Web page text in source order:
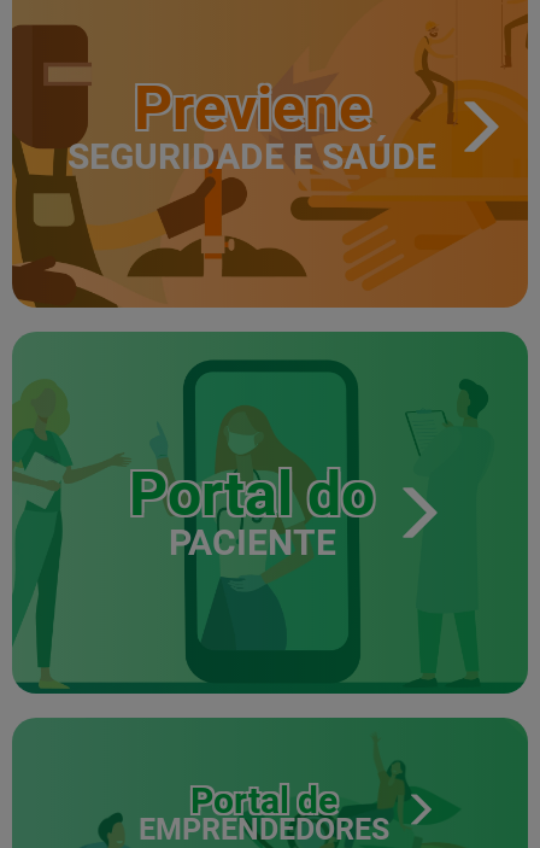
Previene
SEGURIDADE E SAÚDE
Portal do
PACIENTE
Portal de
EMPRENDEDORES